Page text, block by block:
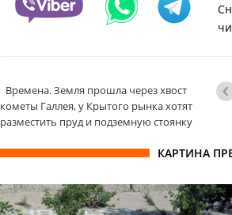
Времена. Земля прошла через хвост
кометы Галлея, у Крытого рынка хотят
разместить пруд и подземную стоянку
КАРТИНА